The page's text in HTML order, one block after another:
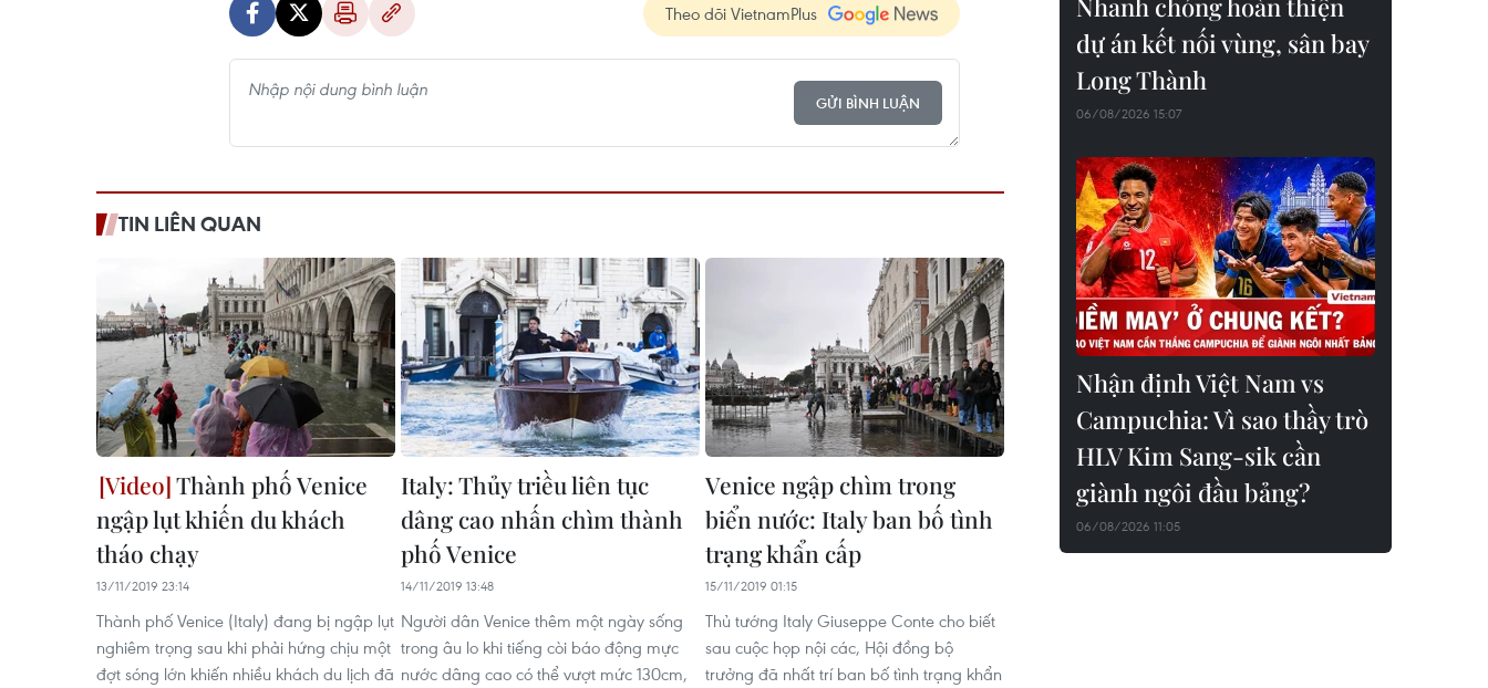
Theo dõi VietnamPlus
GỬI BÌNH LUẬN
TIN LIÊN QUAN
Thành phố Venice
ngập lụt khiến du khách
tháo chạy
13/11/2019 23:14
Thành phố Venice (Italy) đang bị ngập lụt
nghiêm trọng sau khi phải hứng chịu một
đợt sóng lớn khiến nhiều khách du lịch đã
Italy: Thủy triều liên tục
dâng cao nhấn chìm thành
phố Venice
14/11/2019 13:48
Người dân Venice thêm một ngày sống
trong âu lo khi tiếng còi báo động mực
nước dâng cao có thể vượt mức 130cm,
Venice ngập chìm trong
biển nước: Italy ban bố tình
trạng khẩn cấp
15/11/2019 01:15
Thủ tướng Italy Giuseppe Conte cho biết
sau cuộc họp nội các, Hội đồng bộ
trưởng đã nhất trí ban bố tình trạng khẩn
Nhanh chóng hoàn thiện
dự án kết nối vùng, sân bay
Long Thành
06/08/2026 15:07
Nhận định Việt Nam vs
Campuchia: Vì sao thầy trò
HLV Kim Sang-sik cần
giành ngôi đầu bảng?
06/08/2026 11:05